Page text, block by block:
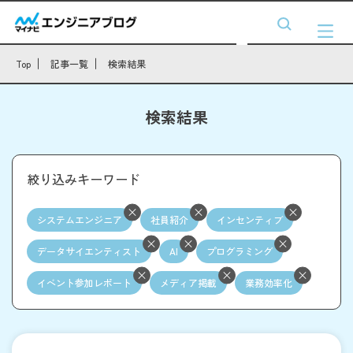
Top 記事一覧 検索結果
検索結果
絞り込みキーワード
システムエンジニア 社員紹介 インセンティブ
データサイエンティスト AI プログラミング
イベント参加レポート メディア掲載 業務効率化